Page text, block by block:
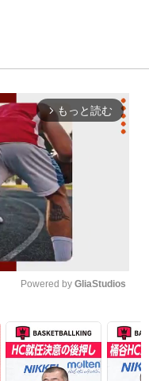
arrow_forward_ios もっと読む
Powered by GliaStudios